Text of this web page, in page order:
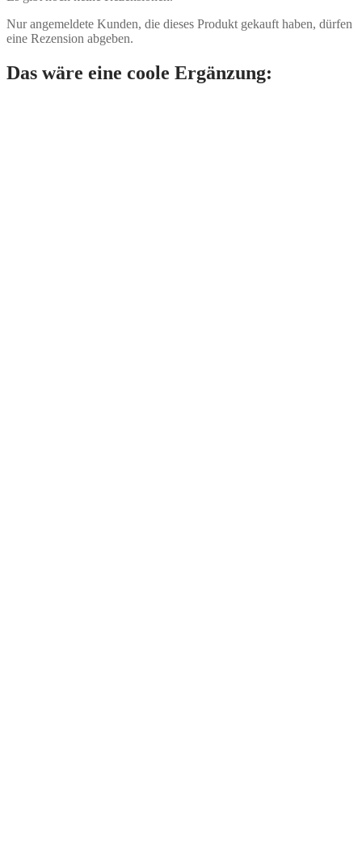
Nur angemeldete Kunden, die dieses Produkt gekauft haben, dürfen
eine Rezension abgeben.
Das wäre eine coole Ergänzung: